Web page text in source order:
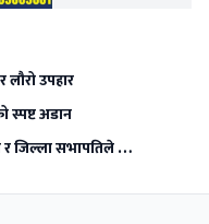
लौरो उपहार
स्पष्ट अडान
जिल्ला सभापतिले …